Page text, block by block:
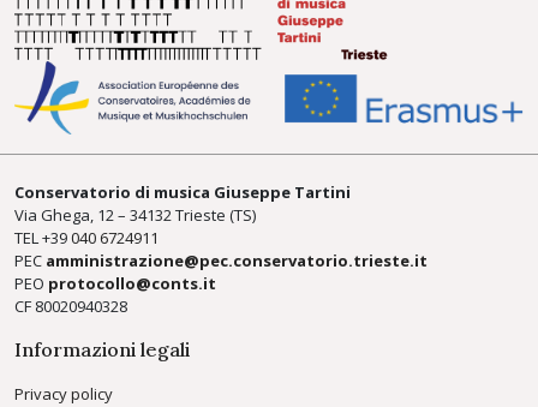
Conservatorio di musica Giuseppe Tartini
Via Ghega, 12 – 34132 Trieste (TS)
TEL +39040 6724911
PEC amministrazione@pec.conservatorio.trieste.it
PEO protocollo@conts.it
CF 80020940328
Informazioni legali
Privacy policy